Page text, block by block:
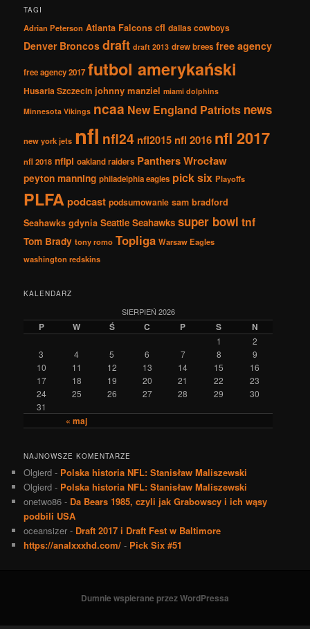
TAGI
Adrian Peterson Atlanta Falcons cfl dallas cowboys
Denver Broncos draft draft 2013 drew brees free agency
free agency 2017 futbol amerykański
Husaria Szczecin johnny manziel miami dolphins
Minnesota Vikings ncaa New England Patriots news
new york jets nfl nfl24 nfl2015 nfl 2016 nfl 2017
nfl 2018 nflpl oakland raiders Panthers Wrocław
peyton manning philadelphia eagles pick six Playoffs
PLFApodcast podsumowanie sam bradford
Seahawks gdynia Seattle Seahawks super bowl tnf
Tom Brady tony romo Topliga Warsaw Eagles
washington redskins
KALENDARZ
SIERPIEŃ 2026
P W Ś C P S N
« maj
1
2
3
4 5 6 7 8
9
10
11 12 13 14 15
16
17
18 19 20 21 22
23
24
25 26 27 28 29
30
31
NAJNOWSZE KOMENTARZE
Olgierd - Polska historia NFL: Stanisław Maliszewski
Olgierd - Polska historia NFL: Stanisław Maliszewski
onetwo86 - Da Bears 1985, czyli jak Grabowscy i ich wąsy
podbili USA
oceansizer - Draft 2017 i Draft Fest w Baltimore
https://analxxxhd.com/ - Pick Six #51
Dumnie wspierane przez WordPressa